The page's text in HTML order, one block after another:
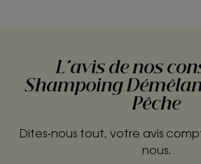
L'avis de nos
Shampoing
Pêche
Dites-nous tout, votre avis
nous.